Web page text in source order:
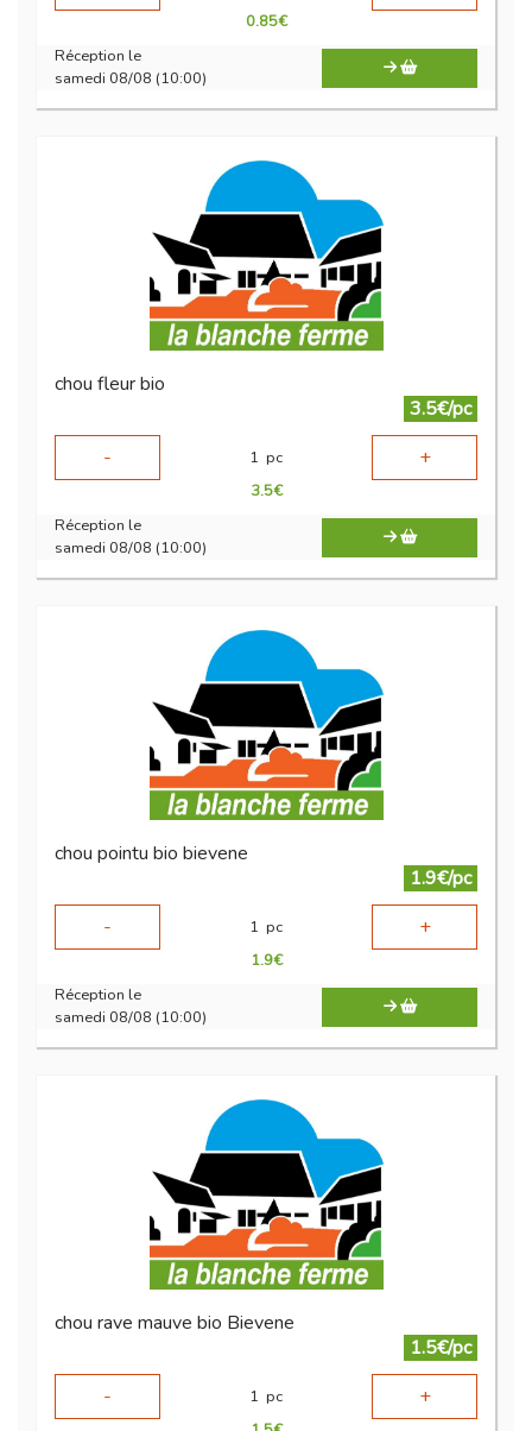
0.85€
Réception le
samedi 08/08 (10:00)
chou fleur bio
3.5€/pc
-
1 pc +
3.5€
Réception le
samedi 08/08 (10:00)
chou pointu bio bievene
1.9€/pc
-
1 pc +
1.9€
Réception le
samedi 08/08 (10:00)
chou rave mauve bio Bievene
1.5€/pc
-
1 pc +